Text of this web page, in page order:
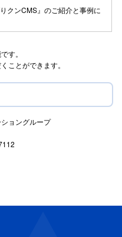
クンCMS』のご紹介と事例に
す。
ことができます。
ョングループ